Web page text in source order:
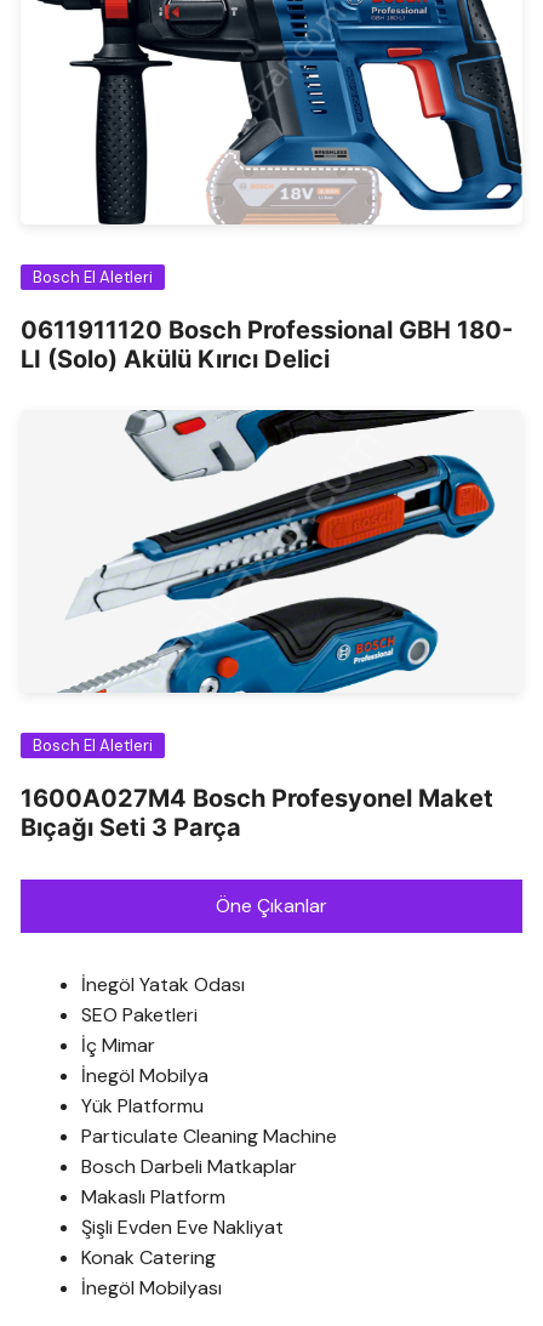
Bosch El Aletleri
0611911120 Bosch Professional GBH 180-
LI (Solo) Akülü Kırıcı Delici
Bosch El Aletleri
1600A027M4 Bosch Profesyonel Maket
Bıçağı Seti 3 Parça
Öne Çıkanlar
İnegöl Yatak Odası
SEO Paketleri
İç Mimar
İnegöl Mobilya
Yük Platformu
Particulate Cleaning Machine
Bosch Darbeli Matkaplar
Makaslı Platform
Şişli Evden Eve Nakliyat
Konak Catering
İnegöl Mobilyası